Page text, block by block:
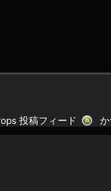
投稿フィード